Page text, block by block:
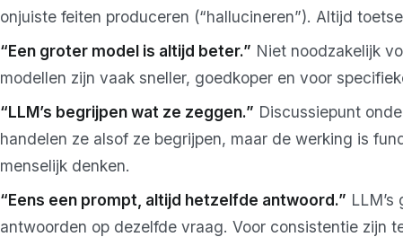
onjuiste feiten produceren (“hallucineren”). Altijd
“Een groter model is altijd beter.” Niet noodzakelijk
modellen zijn vaak sneller, goedkoper en voor
“LLM’s begrijpen wat ze zeggen.” Discussiepunt
handelen ze alsof ze begrijpen, maar de werking is
menselijk denken.
“Eens een prompt, altijd hetzelfde antwoord.”
antwoorden op dezelfde vraag. Voor consistentie zijn